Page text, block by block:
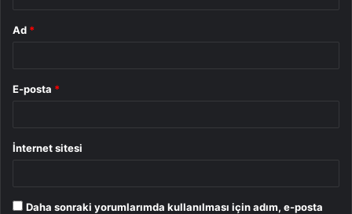
Ad *
E-posta *
İnternet sitesi
Daha sonraki yorumlarımda kullanılması için adım, e-posta